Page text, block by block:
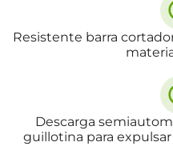
Resistente barra
Descarga
guillotina para